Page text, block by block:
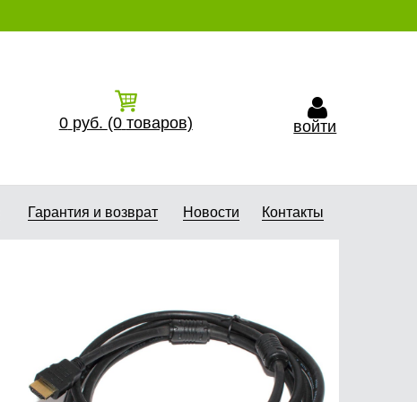
0 руб. (0 товаров) войти
Гарантия и возврат Новости Контакты